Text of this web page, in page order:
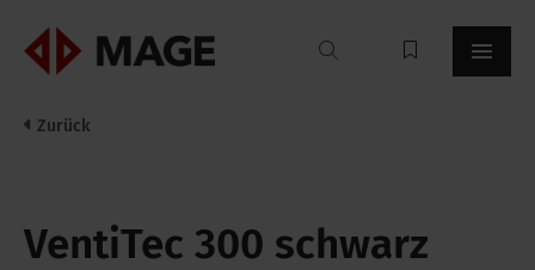
Mageroof
Zurück
VentiTec 300 schwarz